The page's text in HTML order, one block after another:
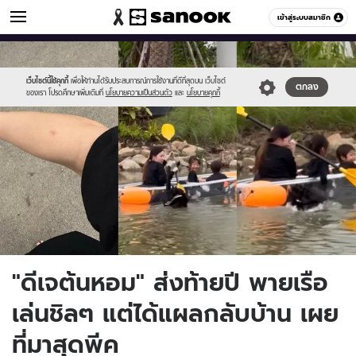
เข้าสู่ระบบสมาชิก
ข่าวบันเทิง หมวดอื่นๆ
เว็บไซต์นี้ใช้คุกกี้ เพื่อให้ท่านได้รับประสบการณ์การใช้งานที่ดีที่สุดบน เว็บไซต์
ของเรา โปรดศึกษาเพิ่มเติมที่ นโยบายความเป็นส่วนตัว และ นโยบายคุกกี้
ตกลง
Sanook
//s.isanook.com/sr/0/images/logo-
new-
sanook.png
600
60
//s.isanook.com/ns/0/ud/1742/8714850/tonhom.jpg
"ดีเจต้นหอม" ส่งท้ายปี พายเรือ
เล่นชิลๆ แต่ได้แผลกลับบ้าน เผย
ที่มาสุดพีค